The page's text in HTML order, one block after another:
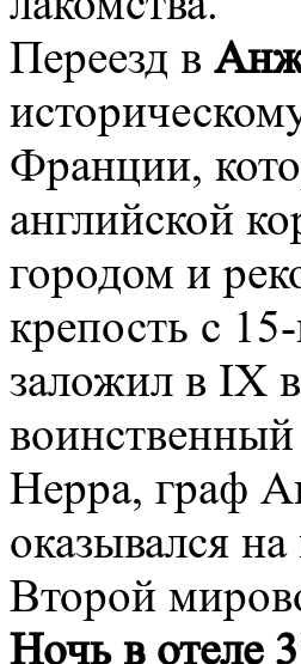
Переезд в
Франции,
английской
городом и
крепость с
заложил в IX
Нерра, граф
оказывался
Второй
Ночь в отеле